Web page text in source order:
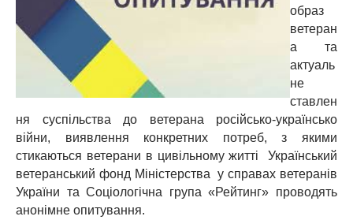
образ
ветеран
а та
актуаль
не
ставлен
ня суспільства до ветерана російсько-українсько
війни, виявлення конкретних потреб, з якими
стикаються ветерани в цивільному житті Український
ветеранський фонд Міністерства у справах ветеранів
України та Соціологічна група «Рейтинг» проводять
анонімне опитування.